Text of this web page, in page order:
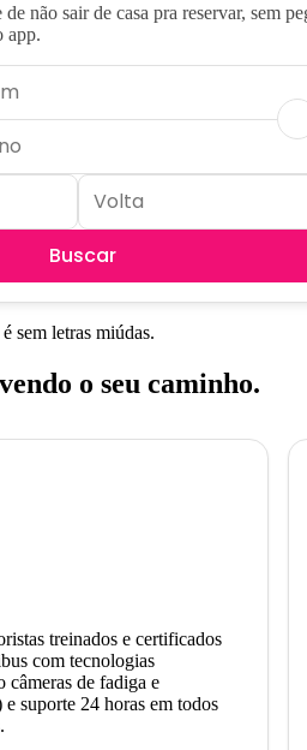
não sair de casa pra reservar, sem
app.
Buscar
sem letras miúdas.
o seu caminho.
treinados e certificados
com tecnologias
câmeras de fadiga e
suporte 24 horas em todos